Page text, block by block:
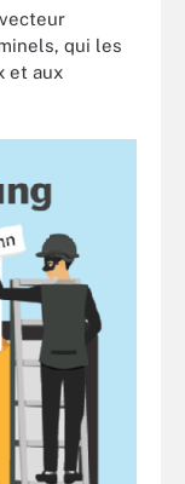
qui les
et aux